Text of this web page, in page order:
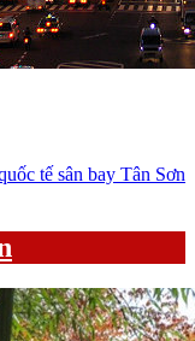
tế sân bay Tân Sơn